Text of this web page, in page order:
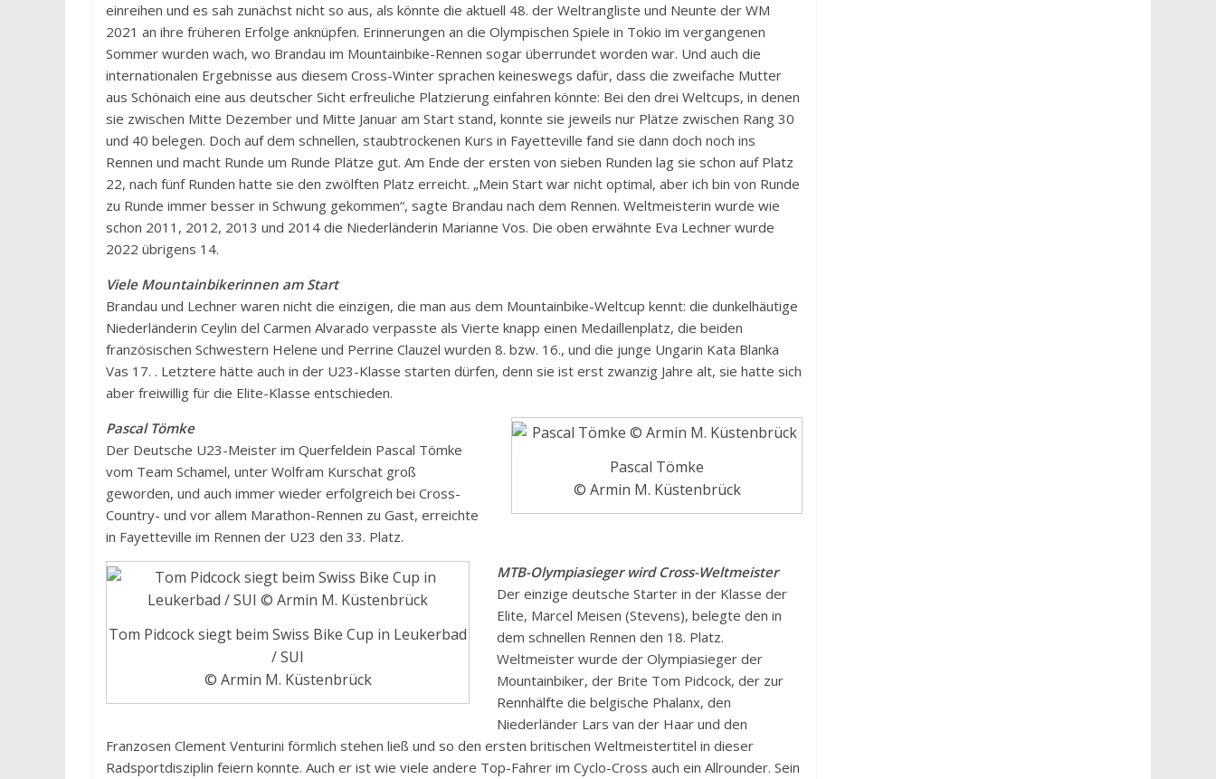
einreihen und es sah zunächst nicht so aus, als könnte die aktuell 48. der Weltrangliste und Neunte der WM
2021 an ihre früheren Erfolge anknüpfen. Erinnerungen an die Olympischen Spiele in Tokio im vergangenen
Sommer wurden wach, wo Brandau im Mountainbike-Rennen sogar überrundet worden war. Und auch die
internationalen Ergebnisse aus diesem Cross-Winter sprachen keineswegs dafür, dass die zweifache Mutter
aus Schönaich eine aus deutscher Sicht erfreuliche Platzierung einfahren könnte: Bei den drei Weltcups, in denen
sie zwischen Mitte Dezember und Mitte Januar am Start stand, konnte sie jeweils nur Plätze zwischen Rang 30
und 40 belegen. Doch auf dem schnellen, staubtrockenen Kurs in Fayetteville fand sie dann doch noch ins
Rennen und macht Runde um Runde Plätze gut. Am Ende der ersten von sieben Runden lag sie schon auf Platz
22, nach fünf Runden hatte sie den zwölften Platz erreicht. „Mein Start war nicht optimal, aber ich bin von Runde
zu Runde immer besser in Schwung gekommen“, sagte Brandau nach dem Rennen. Weltmeisterin wurde wie
schon 2011, 2012, 2013 und 2014 die Niederländerin Marianne Vos. Die oben erwähnte Eva Lechner wurde
2022 übrigens 14.
Viele Mountainbikerinnen am Start
Brandau und Lechner waren nicht die einzigen, die man aus dem Mountainbike-Weltcup kennt: die dunkelhäutige
Niederländerin Ceylin del Carmen Alvarado verpasste als Vierte knapp einen Medaillenplatz, die beiden
französischen Schwestern Helene und Perrine Clauzel wurden 8. bzw. 16., und die junge Ungarin Kata Blanka
Vas 17. . Letztere hätte auch in der U23-Klasse starten dürfen, denn sie ist erst zwanzig Jahre alt, sie hatte sich
aber freiwillig für die Elite-Klasse entschieden.
Pascal Tömke
© Armin M. Küstenbrück
Pascal Tömke
Der Deutsche U23-Meister im Querfeldein Pascal Tömke
vom Team Schamel, unter Wolfram Kurschat groß
geworden, und auch immer wieder erfolgreich bei Cross-
Country- und vor allem Marathon-Rennen zu Gast, erreichte
in Fayetteville im Rennen der U23 den 33. Platz.
Tom Pidcock siegt beim Swiss Bike Cup in Leukerbad
/ SUI
© Armin M. Küstenbrück
MTB-Olympiasieger wird Cross-Weltmeister
Der einzige deutsche Starter in der Klasse der
Elite, Marcel Meisen (Stevens), belegte den in
dem schnellen Rennen den 18. Platz.
Weltmeister wurde der Olympiasieger der
Mountainbiker, der Brite Tom Pidcock, der zur
Rennhälfte die belgische Phalanx, den
Niederländer Lars van der Haar und den
Franzosen Clement Venturini förmlich stehen ließ und so den ersten britischen Weltmeistertitel in dieser
Radsportdisziplin feiern konnte. Auch er ist wie viele andere Top-Fahrer im Cyclo-Cross auch ein Allrounder. Sein